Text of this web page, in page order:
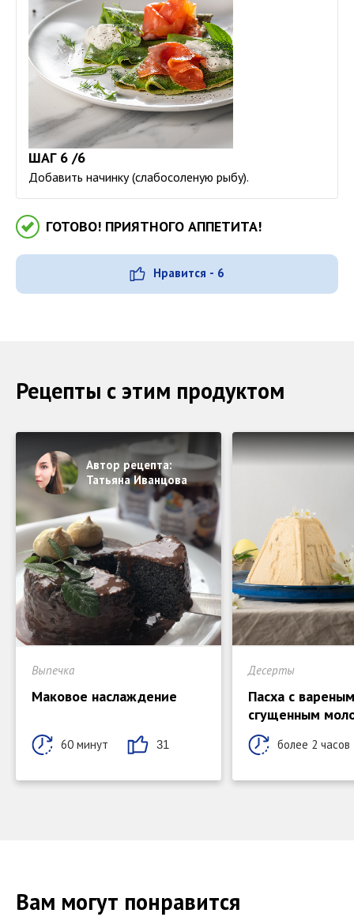
ШАГ 6 /6
Добавить начинку (слабосоленую рыбу).
ГОТОВО! ПРИЯТНОГО АППЕТИТА!
Нравится - 6
Рецепты с этим продуктом
Автор рецепта:
Татьяна Иванцова
Выпечка
Маковое наслаждение
60 минут 31
Десерты
Пасха с вареным
сгущенным
более 2 часов
Вам могут понравится